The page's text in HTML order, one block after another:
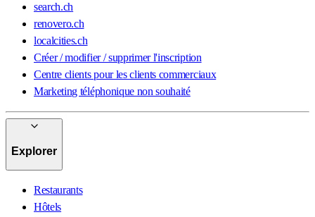
search.ch
renovero.ch
localcities.ch
Créer / modifier / supprimer l'inscription
Centre clients pour les clients commerciaux
Marketing téléphonique non souhaité
Explorer
Restaurants
Hôtels